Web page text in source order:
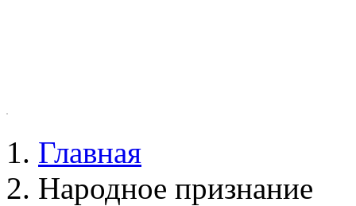
Главная
Народное признание